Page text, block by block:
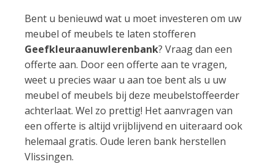
Bent u benieuwd wat u moet investeren om uw
meubel of meubels te laten stofferen
Geefkleuraanuwlerenbank? Vraag dan een
offerte aan. Door een offerte aan te vragen,
weet u precies waar u aan toe bent als u uw
meubel of meubels bij deze meubelstoffeerder
achterlaat. Wel zo prettig! Het aanvragen van
een offerte is altijd vrijblijvend en uiteraard ook
helemaal gratis. Oude leren bank herstellen
Vlissingen.